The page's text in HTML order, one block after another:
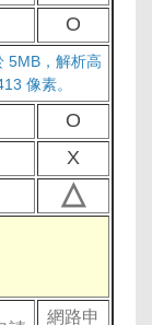
O
5MB，解析高
像素。
O
X
△
網路申